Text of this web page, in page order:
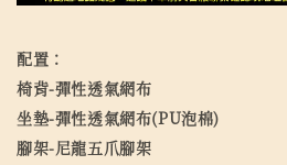
配置：
椅背-彈性透氣網布
坐墊-彈性透氣網布(PU泡棉)
腳架-尼龍五爪腳架